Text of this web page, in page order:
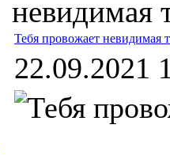
невидимая
Тебя провожает невидимая
22.09.2021